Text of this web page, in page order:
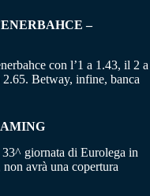
–
con l’1 a 1.43, il 2 a
Betway, infine, banca
giornata di Eurolega in
avrà una copertura